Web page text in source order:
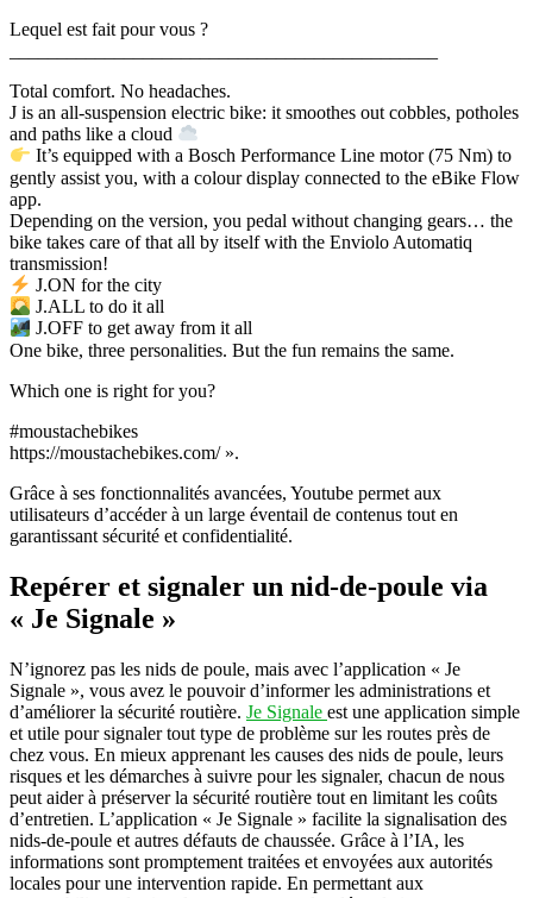
Lequel est fait pour vous ?
Total comfort. No headaches.
J is an all-suspension electric bike: it smoothes out cobbles, potholes
and paths like a cloud
It’s equipped with a Bosch Performance Line motor (75 Nm) to
gently assist you, with a colour display connected to the eBike Flow
app.
Depending on the version, you pedal without changing gears… the
bike takes care of that all by itself with the Enviolo Automatiq
transmission!
J.ON for the city
J.ALL to do it all
J.OFF to get away from it all
One bike, three personalities. But the fun remains the same.
Which one is right for you?
#moustachebikes
https://moustachebikes.com/ ».
Grâce à ses fonctionnalités avancées, Youtube permet aux
utilisateurs d’accéder à un large éventail de contenus tout en
garantissant sécurité et confidentialité.
Repérer et signaler un nid-de-poule via
« Je Signale »
N’ignorez pas les nids de poule, mais avec l’application « Je
Signale », vous avez le pouvoir d’informer les administrations et
d’améliorer la sécurité routière. Je Signale est une application simple
et utile pour signaler tout type de problème sur les routes près de
chez vous. En mieux apprenant les causes des nids de poule, leurs
risques et les démarches à suivre pour les signaler, chacun de nous
peut aider à préserver la sécurité routière tout en limitant les coûts
d’entretien. L’application « Je Signale » facilite la signalisation des
nids-de-poule et autres défauts de chaussée. Grâce à l’IA, les
informations sont promptement traitées et envoyées aux autorités
locales pour une intervention rapide. En permettant aux